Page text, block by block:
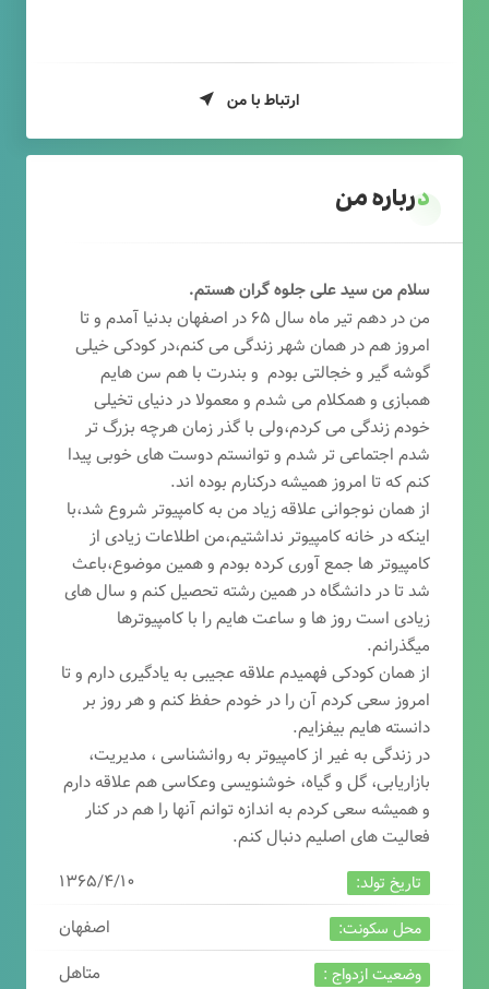
ارتباط با من
درباره من
سلام من سید علی جلوه گران هستم.
من در دهم تیر ماه سال ۶۵ در اصفهان بدنیا آمدم و تا
امروز هم در همان شهر زندگی می کنم،در کودکی خیلی
گوشه گیر و خجالتی بودم و بندرت با هم سن هایم
همبازی و همکلام می شدم و معمولا در دنیای تخیلی
خودم زندگی می کردم،ولی با گذر زمان هرچه بزرگ تر
شدم اجتماعی تر شدم و توانستم دوست های خوبی پیدا
کنم که تا امروز همیشه درکنارم بوده اند.
از همان نوجوانی علاقه زیاد من به کامپیوتر شروع شد،با
اینکه در خانه کامپیوتر نداشتیم،من اطلاعات زیادی از
کامپیوتر ها جمع آوری کرده بودم و همین موضوع،باعث
شد تا در دانشگاه در همین رشته تحصیل کنم و سال های
زیادی است روز ها و ساعت هایم را با کامپیوترها
میگذرانم.
از همان کودکی فهمیدم علاقه عجیبی به یادگیری دارم و تا
امروز سعی کردم آن را در خودم حفظ کنم و هر روز بر
دانسته هایم بیفزایم.
در زندگی به غیر از کامپیوتر به روانشناسی ، مدیریت،
بازاریابی، گل و گیاه، خوشنویسی وعکاسی هم علاقه دارم
و همیشه سعی کردم به اندازه توانم آنها را هم در کنار
فعالیت های اصلیم دنبال کنم.
تاریخ تولد: ۱۳۶۵/۴/۱۰
محل سکونت: اصفهان
وضعیت ازدواج : متاهل